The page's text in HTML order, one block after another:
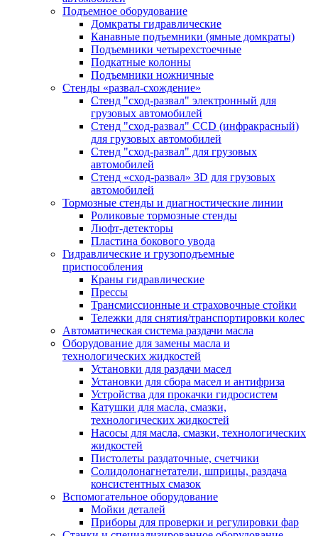
Подъемное оборудование
Домкраты гидравлические
Канавные подъемники (ямные домкраты)
Подъемники четырехстоечные
Подкатные колонны
Подъемники ножничные
Стенды «развал-схождение»
Стенд "сход-развал" электронный для
грузовых автомобилей
Стенд "сход-развал" CCD (инфракрасный)
для грузовых автомобилей
Стенд "сход-развал" для грузовых
автомобилей
Стенд «сход-развал» 3D для грузовых
автомобилей
Тормозные стенды и диагностические линии
Роликовые тормозные стенды
Люфт-детекторы
Пластина бокового увода
Гидравлические и грузоподъемные
приспособления
Краны гидравлические
Прессы
Трансмиссионные и страховочные стойки
Тележки для снятия/транспортировки колес
Автоматическая система раздачи масла
Оборудование для замены масла и
технологических жидкостей
Установки для раздачи масел
Установки для сбора масел и антифриза
Устройства для прокачки гидросистем
Катушки для масла, смазки,
технологических жидкостей
Насосы для масла, смазки, технологических
жидкостей
Пистолеты раздаточные, счетчики
Солидолонагнетатели, шприцы, раздача
консистентных смазок
Вспомогательное оборудование
Мойки деталей
Приборы для проверки и регулировки фар